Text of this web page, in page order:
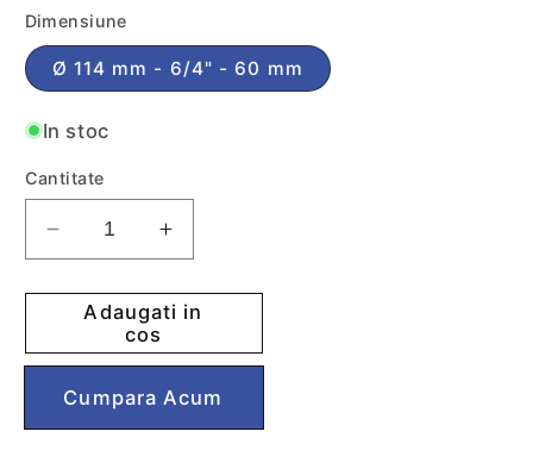
Dimensiune
Ø 114 mm - 6/4" - 60 mm
In stoc
Cantitate
Reduceti
cantitatea
pentru
Ventil
mare
Styron
cu
Cresteti
cantitatea
pentru
Ventil
mare
Styron
cu
Adaugati in
cos
Cumpără acum